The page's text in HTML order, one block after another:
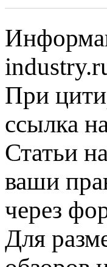
При
ссылка
Статьи
ваши
через
Для